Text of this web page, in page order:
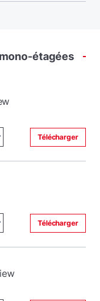
mono-étagées
Télécharger
Télécharger